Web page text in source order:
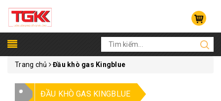
Trang chủ Đầu khò gas Kingblue
ĐẦU KHÒ GAS KINGBLUE